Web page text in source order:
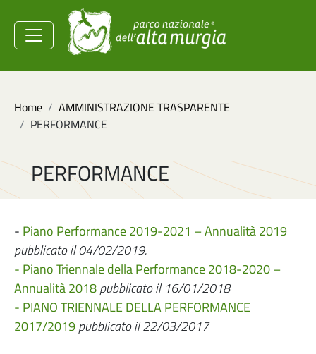
Salta al contenuto principale
della Sicurezza
Energetica
Home
AMMINISTRAZIONE TRASPARENTE
PERFORMANCE
PERFORMANCE
- Piano Performance 2019-2021 – Annualità 2019
pubblicato il 04/02/2019.
- Piano Triennale della Performance 2018-2020 –
Annualità 2018pubblicato il 16/01/2018
- PIANO TRIENNALE DELLA PERFORMANCE
2017/2019pubblicato il 22/03/2017